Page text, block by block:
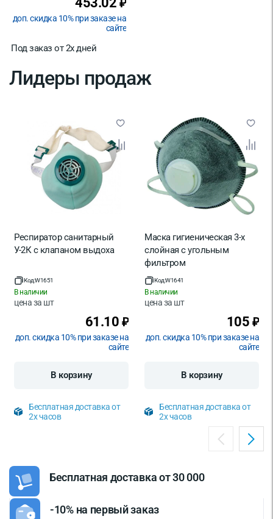
доп. скидка 10% при заказе на
сайте
Под заказ от 2х дней
Лидеры продаж
Респиратор санитарный
У-2К с клапаном выдоха
Код:W1651
В наличии
цена за шт
61.10 ₽
доп. скидка 10% при заказе на
сайте
В корзину
Бесплатная доставка от
2х часов
Маска гигиеническая 3-х
слойная с угольным
фильтром
Код:W1641
В наличии
цена за шт
105 ₽
доп. скидка 10% при заказе на
сайте
В корзину
Бесплатная доставка от
2х часов
Бесплатная доставка от 30 000
-10% на первый заказ